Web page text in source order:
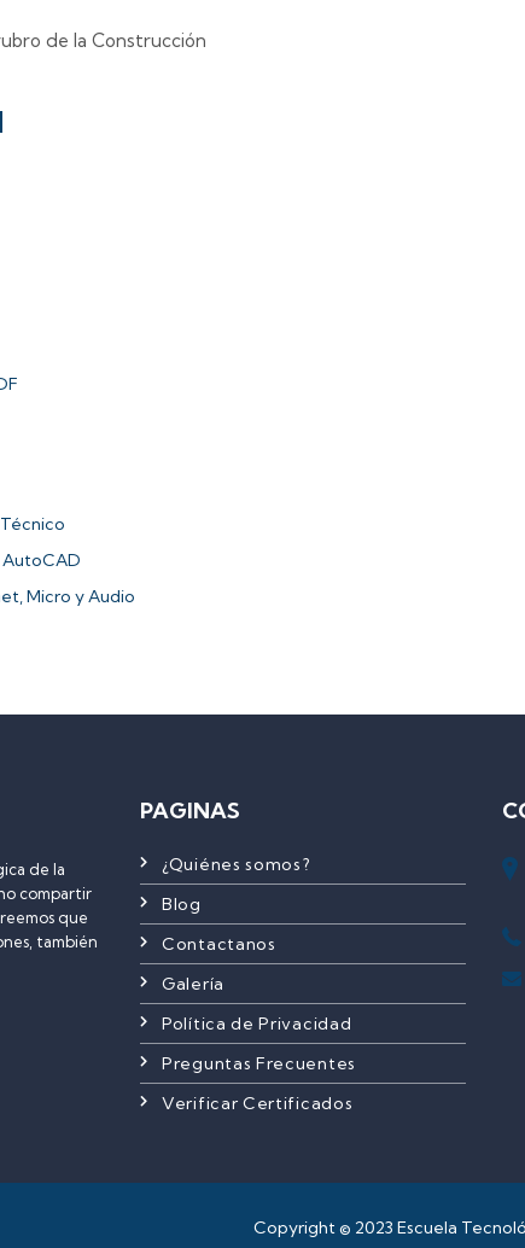
de la Construcción
Micro y Audio
de la
compartir
que
también
PAGINAS
¿Quiénes somos?
Blog
Contactanos
Galería
Política de Privacidad
Preguntas Frecuentes
Verificar Certificados
Copyright © 2023 Escuela